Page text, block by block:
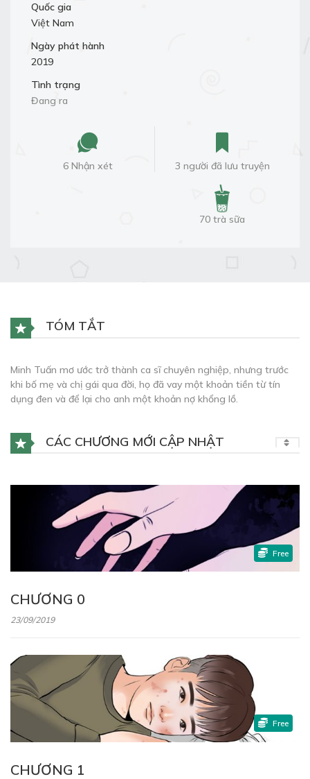
Quốc gia
Việt Nam
Ngày phát hành
2019
Tình trạng
Đang ra
6 Nhận xét 3 người đã lưu truyện
70 trà sữa
TÓM TẮT
Minh Tuấn mơ ước trở thành ca sĩ chuyên nghiệp, nhưng trước
khi bố mẹ và chị gái qua đời, họ đã vay một khoản tiền từ tín
dụng đen và để lại cho anh một khoản nợ khổng lồ.
CÁC CHƯƠNG MỚI CẬP NHẬT
CHƯƠNG 0
23/09/2019
Free
CHƯƠNG 1
Free